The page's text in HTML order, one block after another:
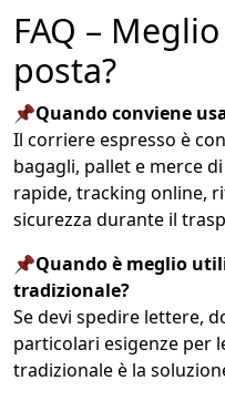
FAQ –
posta?
📌Quando conviene
Il corriere espresso è
bagagli, pallet e merce
rapide, tracking online,
sicurezza durante il
📌Quando è meglio
tradizionale?
Se devi spedire lettere,
particolari esigenze per
tradizionale è la